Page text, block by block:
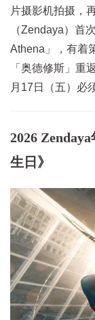
片摄影机拍摄，
（Zendaya）首
Athena」，有着
「奥德修斯」重
月17日（五）必
2026
生日》